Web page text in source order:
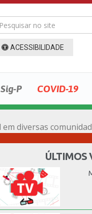
ACESSIBILIDADE
Sig-P COVID-19
diversas
ÚLTIMOS